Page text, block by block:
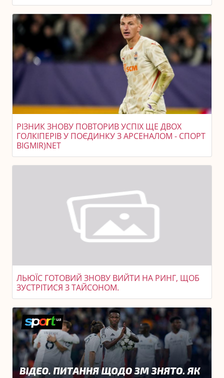
РІЗНИК ЗНОВУ ПОВТОРИВ УСПІХ ЩЕ ДВОХ
ГОЛКІПЕРІВ У ПОЄДИНКУ З АРСЕНАЛОМ - СПОРТ
BIGMIR)NET
ЛЬЮЇС ГОТОВИЙ ЗНОВУ ВИЙТИ НА РИНГ, ЩОБ
ЗУСТРІТИСЯ З ТАЙСОНОМ.